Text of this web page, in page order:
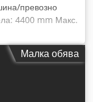
превозно
4400 mm Макс.
Slio Aa Tekr
75 mm Брой
Малка обява